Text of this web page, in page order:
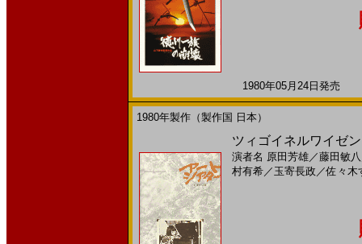
1980年05月24日発売
1980年製作（製作国 日本）
ツィゴイネルワイゼ
演者名 原田芳雄／藤田敏八
村有希／ 玉寄長政 ／佐々木